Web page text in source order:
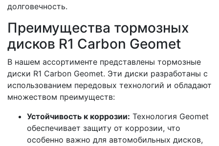
долговечность.
Преимущества тормозных
дисков R1 Carbon Geomet
В нашем ассортименте представлены тормозные
диски R1 Carbon Geomet. Эти диски разработаны с
использованием передовых технологий и обладают
множеством преимуществ:
Устойчивость к коррозии: Технология Geomet
обеспечивает защиту от коррозии, что
особенно важно для автомобильных дисков,